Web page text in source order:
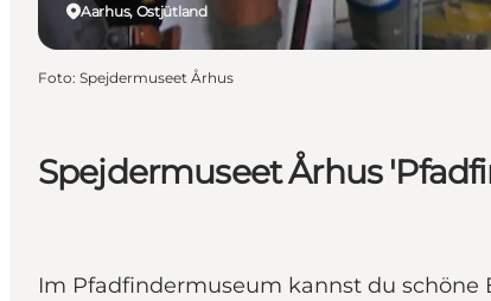
Spejdermuseet Århus
Im Pfadfindermuseum kannst du
Aarhus, Ostjütland
Foto: Spejdermuseet Århus